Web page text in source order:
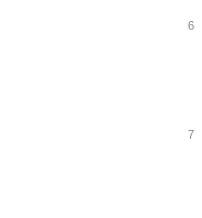
6
7